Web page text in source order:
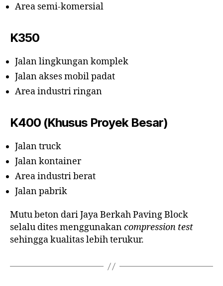
Area semi-komersial
K350
Jalan lingkungan komplek
Jalan akses mobil padat
Area industri ringan
K400 (Khusus Proyek Besar)
Jalan truck
Jalan kontainer
Area industri berat
Jalan pabrik
Mutu beton dari Jaya Berkah Paving Block
selalu dites menggunakancompression test
sehingga kualitas lebih terukur.